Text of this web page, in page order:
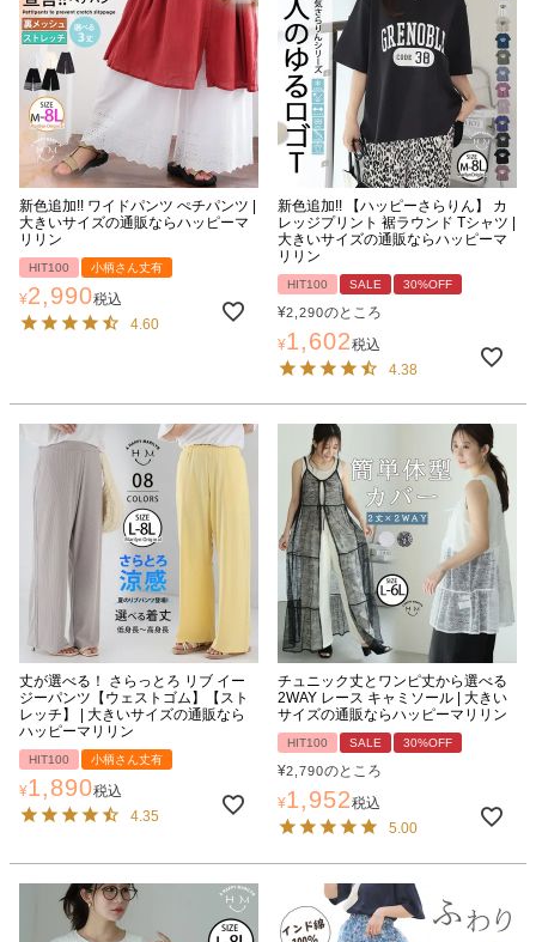
新色追加!! ワイドパンツ ぺチパンツ |
大きいサイズの通販ならハッピーマ
リリン
HIT100 小柄さん丈有
¥2,990税込
4.60
新色追加!! 【ハッピーさらりん】 カ
レッジプリント 裾ラウンド Tシャツ |
大きいサイズの通販ならハッピーマ
リリン
HIT100 SALE 30%OFF
¥2,290のところ
¥1,602税込
4.38
丈が選べる！ さらっとろ リブ イー
ジーパンツ【ウェストゴム】【スト
レッチ】 | 大きいサイズの通販なら
ハッピーマリリン
HIT100 小柄さん丈有
¥1,890税込
4.35
チュニック丈とワンピ丈から選べる
2WAY レース キャミソール | 大きい
サイズの通販ならハッピーマリリン
HIT100 SALE 30%OFF
¥2,790のところ
¥1,952税込
5.00